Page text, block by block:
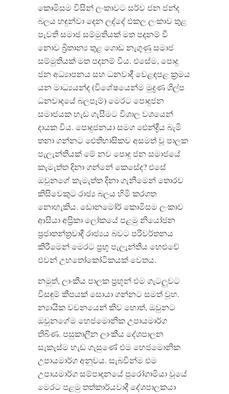
කොමිසම විසින් ලංකාවට සර්ව ජන ජන්ද
බලය හඳුන්වා දෙන ලද්දේ එකල ලංකාව තුළ
පැවති සමාජ සම්මුතියක් මත පදනම් වී
නොව බ්‍රිතාන්‍ය තුළ ගොඩ නැගුණු සමාජ
සම්මුතියක් මත පදනම් වීය. එසේම, පොදු
ජන අධ්‍යාපනය සහ ධනවාදී වෙළඳපළ ක්‍රමය
යන මාධ්‍යයන්ද (විශේෂයෙන්ම මුද්‍රණ ශිල්ප
ධනවාදයේ බලපෑම්) මෙරට පොදුජන
සමාජයක හැඩ ගැසීමට විශාල වශයෙන්
දායක විය. පොදුජනයා සමග ඓන්ද්‍රීය බැමි
තනා ගන්නට ඓතිහාසිකව අසමත් වූ පාලක
පැලැන්තියක් මේ නව පොදු ජන සමාජයේ
කැමැත්ත දිනා ගන්නේ කෙසේද? එසේ
ඔවුනගේ කැමැත්ත දිනා ගැනීමෙන් තොරව
කිසිවෙකුට රාජ්‍ය බලය හිමි කරගත
නොහැකිය. ඩොනමෝර් කොමිසම ලංකාව
ආසියා අප්‍රිකා ලෝකයේ පළමු නියෝජන
ප්‍රජාතන්ත්‍රවාදී රාජ්‍යය බවට පරිවර්තනය
කිරීමෙන් මෙරට ප්‍රභූ පැලැන්තිය හෙළුවේ
එවන් උභතෝකෝටිකයක් වෙතය.
නමුත්, ලාංකීය පාලක ප්‍රභූන් එම ගැටලුවට
විසඳුම් කීපයක් සොයා ගන්නට සමත් වූහ.
න්‍යායික වචනයෙන් කිව හොත්, ඔවුනට
ඔවුනගේම හෙජමොනික උපායමාර්ග
තිබිණ. පසුකාලීන ලාංකීය දේශපාලන
සැකැස්ම හැඩ ගැසුණේ එම හෙජමොනික
උපායමාර්ග අනුවය. සැබවින්ම එම
උපායමාර්ග සම්පාදනයේ පුරෝගාමියා වූයේ
මෙරට පළමු තත්කාර්යවාදී දේශපාලකයා